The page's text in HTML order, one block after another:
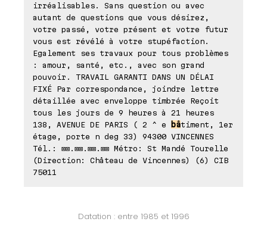
irréalisables. Sans question ou avec
autant de questions que vous désirez,
votre passé, votre présent et votre futur
vous est révélé à votre stupéfaction.
Egalement ses travaux pour tous problèmes
: amour, santé, etc., avec son grand
pouvoir. TRAVAIL GARANTI DANS UN DÉLAI
FIXÉ Par correspondance, joindre lettre
détaillée avec enveloppe timbrée Reçoit
tous les jours de 9 heures à 21 heures
138, AVENUE DE PARIS ( 2 ^ e
bâtiment, 1er
étage, porte n deg 33) 94300 VINCENNES
Tél.: ⊠⊠.⊠⊠.⊠⊠.⊠⊠ Métro: St Mandé Tourelle
(Direction: Château de Vincennes) (6) CIB
75011
Datation : entre 1985 et 1996